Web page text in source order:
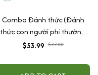
Combo Đánh thức (Đánh
thức con người phi thường
trong bạn + Đánh thức năng
$53.99 $77.00